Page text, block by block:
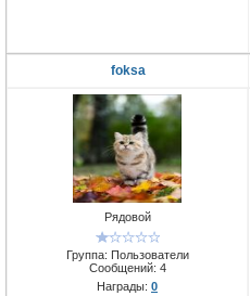
foksa
Рядовой
Группа: Пользователи
Сообщений: 4
Награды: 0